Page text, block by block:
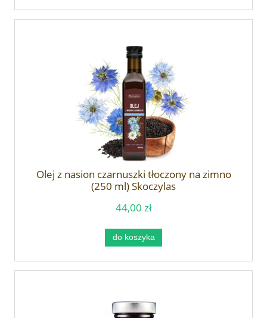
Olej z nasion czarnuszki tłoczony na zimno
(250 ml) Skoczylas
44,00 zł
do koszyka